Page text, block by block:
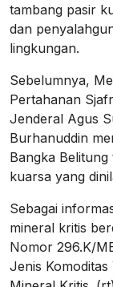
tambang pasir
dan
lingkungan.
Sebelumnya,
Pertahanan
Jenderal Agus
Burhanuddin
Bangka
kuarsa yang
Sebagai
mineral kritis
Nomor 296.K/
Jenis